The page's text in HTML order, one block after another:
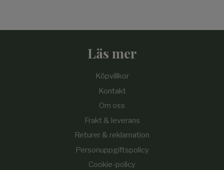
Läs mer
Köpvillkor
Kontakt
Om oss
Frakt & leverans
Returer & reklamation
Personuppgiftspolicy
Cookie-policy